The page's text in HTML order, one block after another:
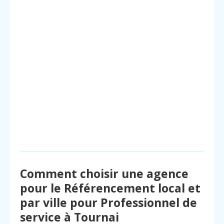
Comment choisir une agence
pour le Référencement local et
par ville pour Professionnel de
service à Tournai